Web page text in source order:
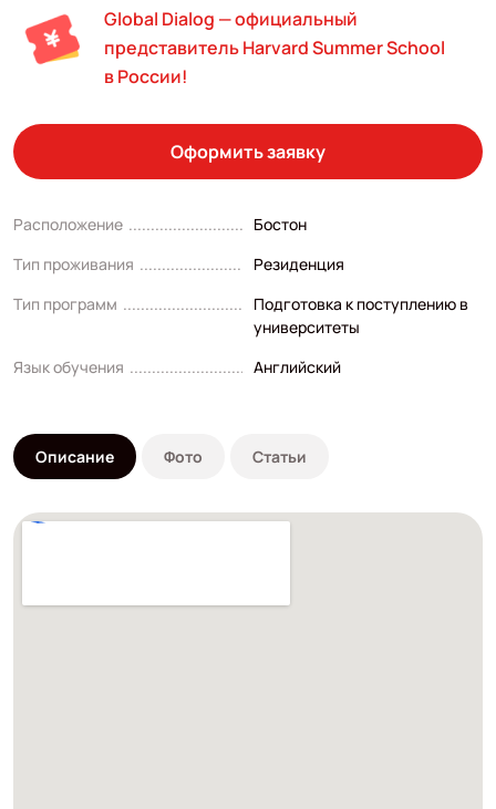
Global Dialog — официальный
представитель Harvard Summer School
в России!
Оформить заявку
Расположение
Бостон
Тип проживания
Резиденция
Тип программ
Подготовка к поступлению в
университеты
Язык обучения
Английский
Описание Фото Статьи